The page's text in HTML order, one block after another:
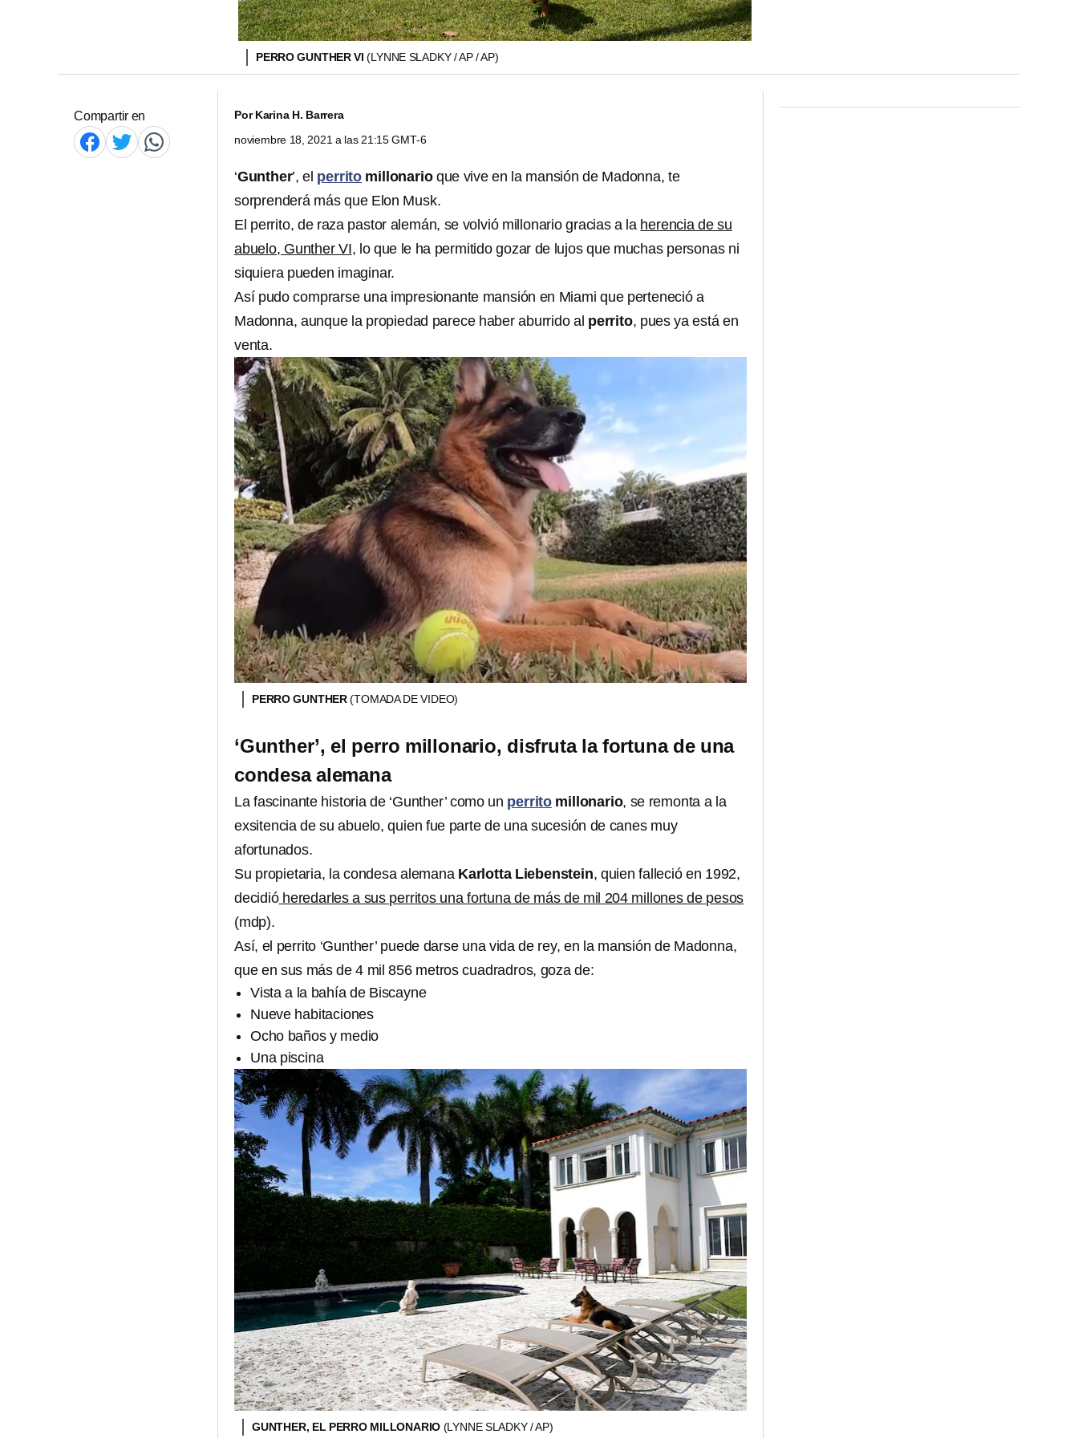
PERRO GUNTHER VI(LYNNE SLADKY / AP / AP)
Compartir en PorKarina H. Barrera
noviembre 18, 2021 a las 21:15 GMT-6
‘Gunther’, el perrito millonarioque vive en la mansión de Madonna, te
sorprenderá más que Elon Musk.
El perrito, de raza pastor alemán, se volvió millonario gracias a la herencia de su
abuelo, Gunther VI, lo que le ha permitido gozar de lujos que muchas personas ni
siquiera pueden imaginar.
Así pudo comprarse una impresionante mansión en Miami que perteneció a
Madonna, aunque la propiedad parece haber aburrido al perrito, pues ya está en
venta.
PERRO GUNTHER(TOMADA DE VIDEO)
‘Gunther’, el perro millonario, disfruta la fortuna de una
condesa alemana
La fascinante historia de ‘Gunther’ como un perrito millonario, se remonta a la
exsitencia de su abuelo, quien fue parte de una sucesión de canes muy
afortunados.
Su propietaria, la condesa alemana Karlotta Liebenstein, quien falleció en 1992,
decidióheredarles a sus perritos una fortuna de más de mil 204 millones de pesos
(mdp).
Así, el perrito ‘Gunther’ puede darse una vida de rey, en la mansión de Madonna,
que en sus más de 4 mil 856 metros cuadradros, goza de:
Vista a la bahía de Biscayne
Nueve habitaciones
Ocho baños y medio
Una piscina
GUNTHER, EL PERRO MILLONARIO (LYNNE SLADKY / AP)